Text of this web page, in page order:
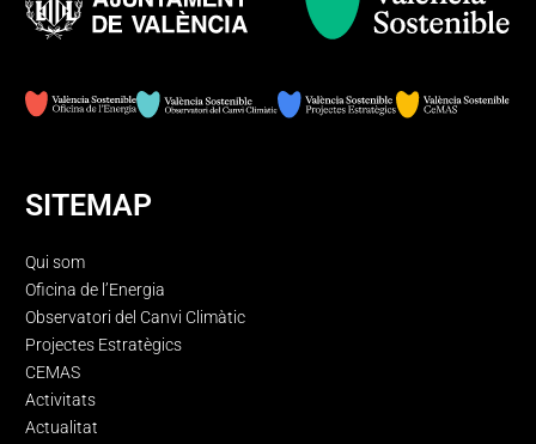
SITEMAP
Qui som
Oficina de l’Energia
Observatori del Canvi Climàtic
Projectes Estratègics
CEMAS
Activitats
Actualitat